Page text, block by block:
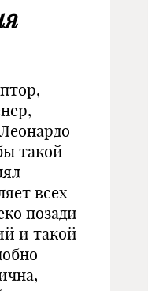
такой
всех
позади
и такой